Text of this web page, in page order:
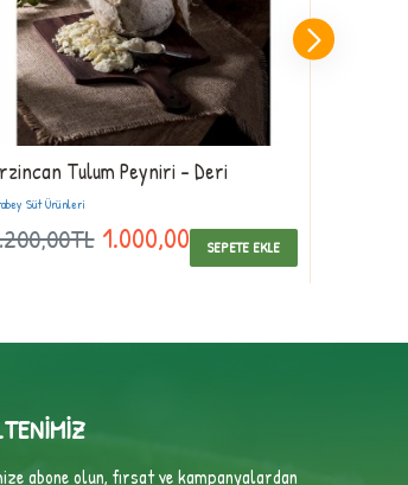
Süt Ürünleri
Tulum Peyniri - Deri
1.000,00TLSEPETE EKLE
abone olun, fırsat ve kampanyalardan